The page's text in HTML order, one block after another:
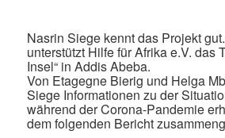
Nasrin Siege kennt das Projekt
unterstützt Hilfe für Afrika e.V. das
Insel“ in Addis Abeba.
Von Etagegne Bierig und Helga
Siege Informationen zu der
während der Corona-Pandemie
dem folgenden Bericht